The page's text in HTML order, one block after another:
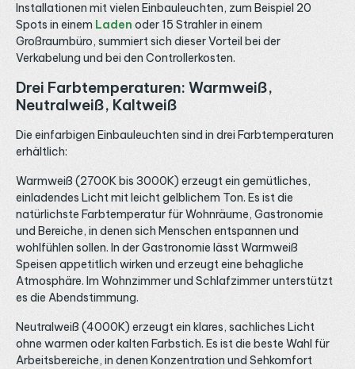
Installationen mit vielen Einbauleuchten, zum Beispiel 20
Spots in einem Laden oder 15 Strahler in einem
Großraumbüro, summiert sich dieser Vorteil bei der
Verkabelung und bei den Controllerkosten.
Drei Farbtemperaturen: Warmweiß,
Neutralweiß, Kaltweiß
Die einfarbigen Einbauleuchten sind in drei Farbtemperaturen
erhältlich:
Warmweiß (2700K bis 3000K) erzeugt ein gemütliches,
einladendes Licht mit leicht gelblichem Ton. Es ist die
natürlichste Farbtemperatur für Wohnräume, Gastronomie
und Bereiche, in denen sich Menschen entspannen und
wohlfühlen sollen. In der Gastronomie lässt Warmweiß
Speisen appetitlich wirken und erzeugt eine behagliche
Atmosphäre. Im Wohnzimmer und Schlafzimmer unterstützt
es die Abendstimmung.
Neutralweiß (4000K) erzeugt ein klares, sachliches Licht
ohne warmen oder kalten Farbstich. Es ist die beste Wahl für
Arbeitsbereiche, in denen Konzentration und Sehkomfort